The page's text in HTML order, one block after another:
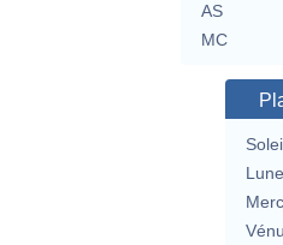
AS
MC
Lune